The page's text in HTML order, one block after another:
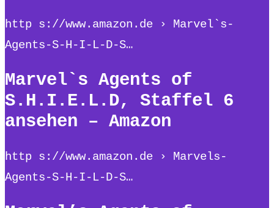
http s://www.amazon.de › Marvel`s-
Agents-S-H-I-L-D-S…
Marvel`s Agents of
S.H.I.E.L.D, Staffel 6
ansehen – Amazon
http s://www.amazon.de › Marvels-
Agents-S-H-I-L-D-S…